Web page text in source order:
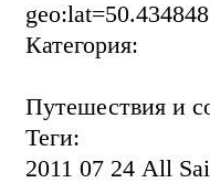
Категория:
Путешествия и
Теги:
2011 07 24 All